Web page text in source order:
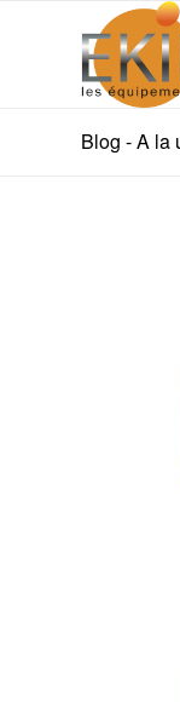
Blog - A la